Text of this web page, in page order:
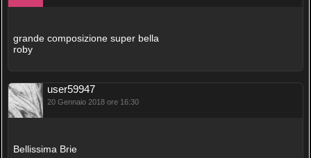
grande composizione super bella
roby
user59947
20 Gennaio 2018 ore 16:30
Bellissima Brie